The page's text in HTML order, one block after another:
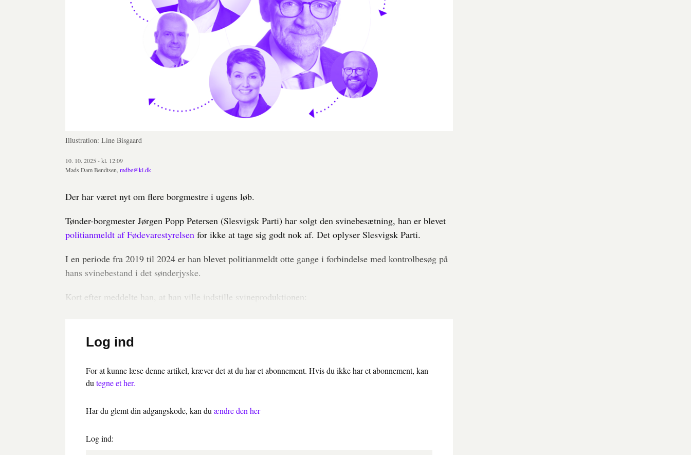
Illustration: Line Bisgaard
10. 10. 2025 - kl. 12:09
Mads Dam Bendtsen, mdbe@kl.dk
Der har været nyt om flere borgmestre i ugens løb.
Tønder-borgmester Jørgen Popp Petersen (Slesvigsk Parti) har solgt den svinebesætning, han er blevet
politianmeldt af Fødevarestyrelsen for ikke at tage sig godt nok af. Det oplyser Slesvigsk Parti.
I en periode fra 2019 til 2024 er han blevet politianmeldt otte gange i forbindelse med kontrolbesøg på
hans svinebestand i det sønderjyske.
Kort efter meddelte han, at han ville indstille svineproduktionen:
Log ind
For at kunne læse denne artikel, kræver det at du har et abonnement. Hvis du ikke har et abonnement, kan
du tegne et her.
Har du glemt din adgangskode, kan du ændre den her
Log ind: